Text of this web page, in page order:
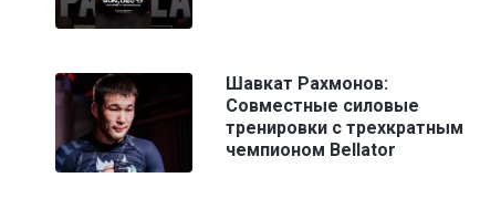
Шавкат Рахмонов:
Совместные силовые
тренировки с трехкратным
чемпионом Bellator